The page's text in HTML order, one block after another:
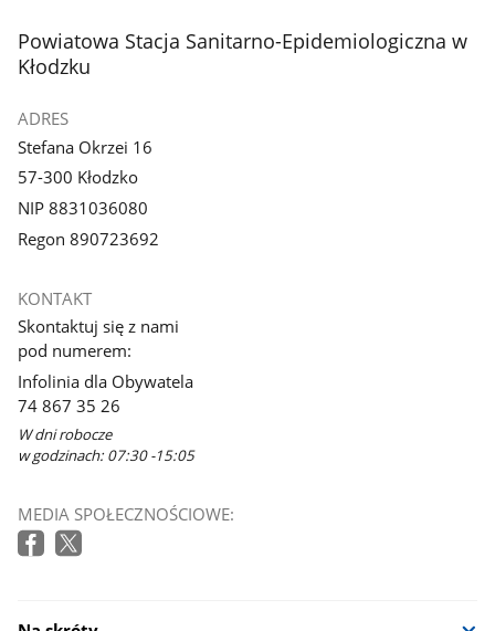
stopka
Powiatowa Stacja Sanitarno-Epidemiologiczna w
Kłodzku
ADRES
Stefana Okrzei 16
57-300 Kłodzko
NIP 8831036080
Regon 890723692
KONTAKT
Skontaktuj się z nami
pod numerem:
Infolinia dla Obywatela
74 867 35 26
W dni robocze
w godzinach: 07:30 -15:05
MEDIA SPOŁECZNOŚCIOWE: